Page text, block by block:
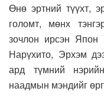
Өнө эртний түүхт,
голомт, мөнх
зочлон ирсэн
Нарүхито, Эрхэм
ард түмний
наадмын мэндийг